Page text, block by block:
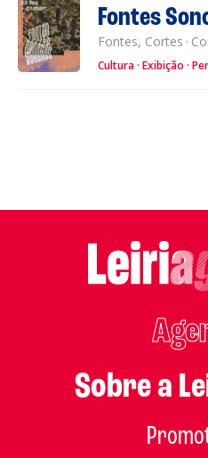
Fontes
Fontes, Cortes ·
Cultura Exibição
Sobre a